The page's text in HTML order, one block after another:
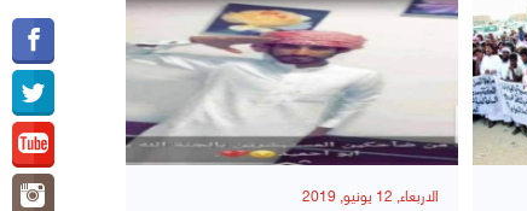
الاربعاء, 12 يونيو, 2019